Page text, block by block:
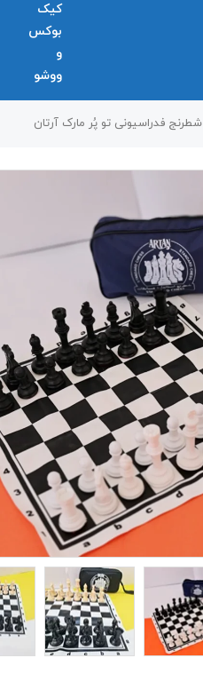
کیک
بوکس
و
ووشو
شطرنج فدراسیونی تو پُر مارک آرتان